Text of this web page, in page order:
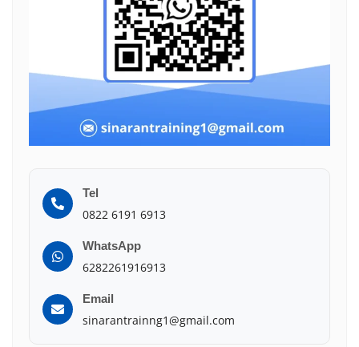
Tel
0822 6191 6913
WhatsApp
6282261916913
Email
sinarantrainng1@gmail.com